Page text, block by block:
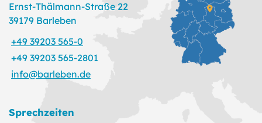
Ernst-Thälmann-Straße 22
39179 Barleben
+49 39203 565-0
+49 39203 565-2801
info@barleben.de
Sprechzeiten